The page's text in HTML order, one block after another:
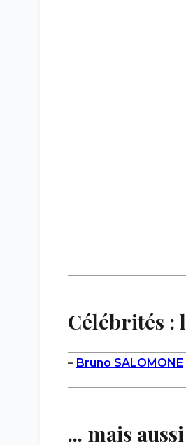
Célébrités :
– Bruno SALOMONE
... mais aussi